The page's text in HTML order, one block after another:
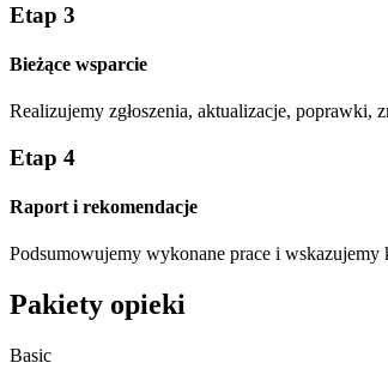
Etap 3
Bieżące wsparcie
Realizujemy zgłoszenia, aktualizacje,
Etap 4
Raport i rekomendacje
Podsumowujemy wykonane prace i wskazujemy
Pakiety opieki
Basic